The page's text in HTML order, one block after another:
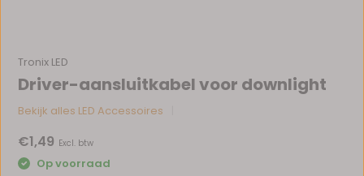
Tronix LED
Driver-aansluitkabel voor downlight
Bekijk alles LED Accessoires
€1,49 Excl. btw
Op voorraad